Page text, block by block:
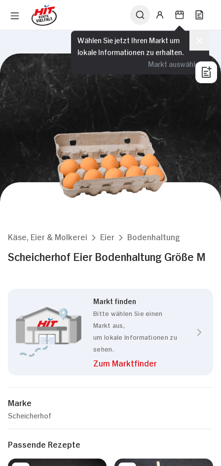
Wählen Sie jetzt Ihren Markt um
lokale Informationen zu erhalten.
Markt auswählen
Käse, Eier & Molkerei Eier Bodenhaltung
Scheicherhof Eier Bodenhaltung Größe M
Markt finden
Bitte wählen Sie einen
Markt aus,
um lokale Informationen zu
sehen.
Zum Marktfinder
Marke
Scheicherhof
Passende Rezepte